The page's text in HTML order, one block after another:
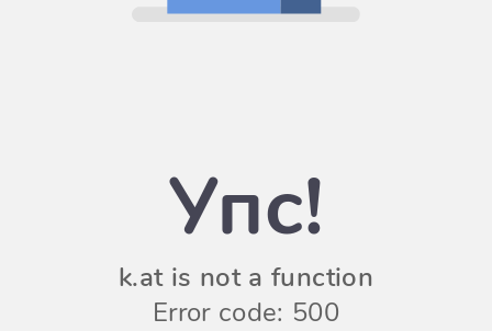
Упс!
k.at is not a function
Error code: 500